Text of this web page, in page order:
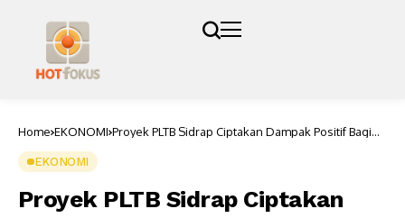
Home EKONOMI Proyek PLTB Sidrap Ciptakan Dampak Positif Bagi
EKONOMI
Proyek PLTB Sidrap Ciptakan